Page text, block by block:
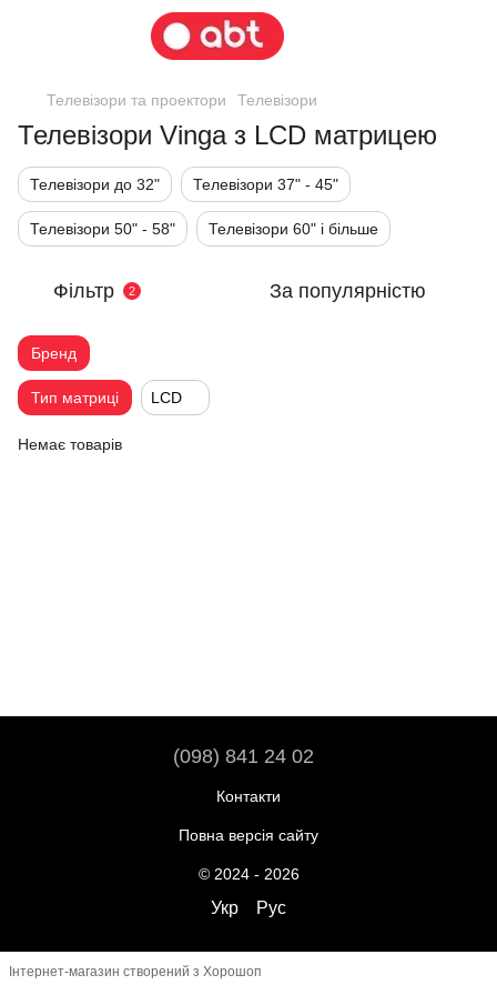
Телевізори та проектори Телевізори
Телевізори Vinga з LCD матрицею
Телевізори до 32" Телевізори 37" - 45"
Телевізори 50" - 58" Телевізори 60" і більше
Фільтр 2 За популярністю
Бренд
Тип матриці LCD
Немає товарів
(098) 841 24 02
Контакти
Повна версія сайту
© 2024 - 2026
Укр Рус
Інтернет-магазин створений з Хорошоп